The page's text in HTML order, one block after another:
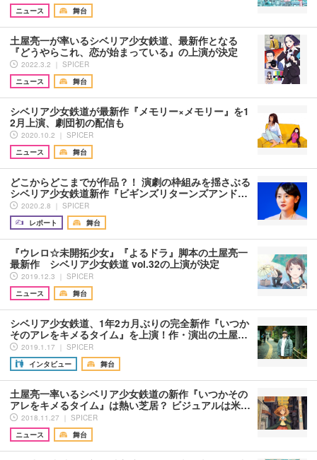
ニュース
舞台
土屋亮一が率いるシベリア少女鉄道、最新作となる
『どうやらこれ、恋が始まっている』の上演が決定
2022.3.2 ｜ SPICER
ニュース
舞台
シベリア少女鉄道が最新作『メモリー×メモリー』を1
2月上演、劇団初の配信も
2020.10.2 ｜ SPICER
ニュース
舞台
どこからどこまでが作品？！ 演劇の枠組みを揺さぶる
シベリア少女鉄道新作『ビギンズリターンズアンド…
2020.2.8 ｜ SPICER
レポート
舞台
『ウレロ☆未開拓少女』『よるドラ』脚本の土屋亮一
最新作 シベリア少女鉄道 vol.32の上演が決定
2019.12.3 ｜ SPICER
ニュース
舞台
シベリア少女鉄道、1年2カ月ぶりの完全新作『いつか
そのアレをキメるタイム』を上演！作・演出の土屋…
2019.1.17 ｜ SPICER
インタビュー
舞台
土屋亮一率いるシベリア少女鉄道の新作『いつかその
アレをキメるタイム』は熱い芝居？ ビジュアルは米…
2018.11.27 ｜ SPICER
ニュース
舞台